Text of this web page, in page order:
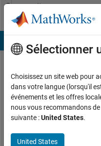
Passer au contenu
Community
Profile
masoud
jiryaei
Last
plus
Sélectionner
Choisissez un site web pour
dans votre langue (lorsqu'il
événements et les offres
nous vous recommandons
suivante :United States.
United States